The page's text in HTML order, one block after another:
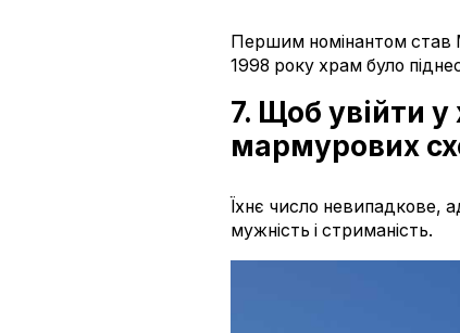
Першим номінантом став
1998 року храм було
7. Щоб увійти
мармурових
Їхнє число невипадкове,
мужність і стриманість.